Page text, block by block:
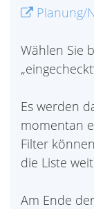
Planung/
Wählen Sie
Es werden
momentan
Filter
die Liste
Am Ende